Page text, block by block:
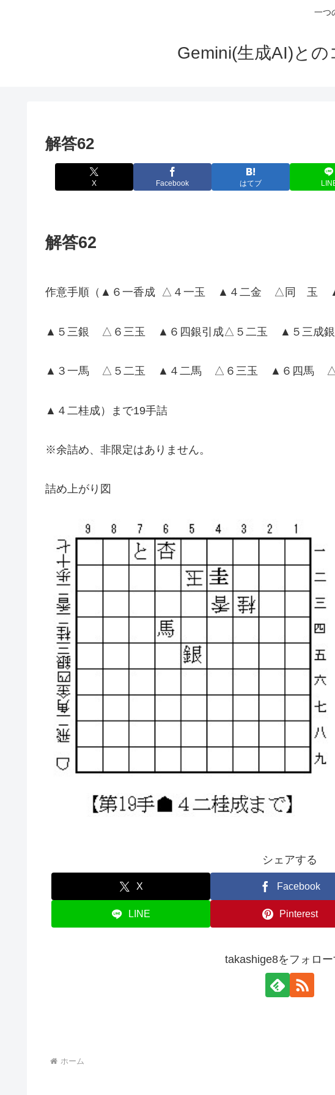
一つ
Gemini(生成AI)との
解答62
X Facebook はてブ
解答62
作意手順（▲６一香成 △４一玉 ▲４二金 △同 玉
▲５三銀 △６三玉 ▲６四銀引成△５二玉 ▲５三成
▲３一馬 △５二玉 ▲４二馬 △６三玉 ▲６四馬 △
▲４二桂成）まで19手詰
※余詰め、非限定はありません。
詰め上がり図
シェアする
X Facebook
LINE Pinterest
takashige8をフォロー
ホーム